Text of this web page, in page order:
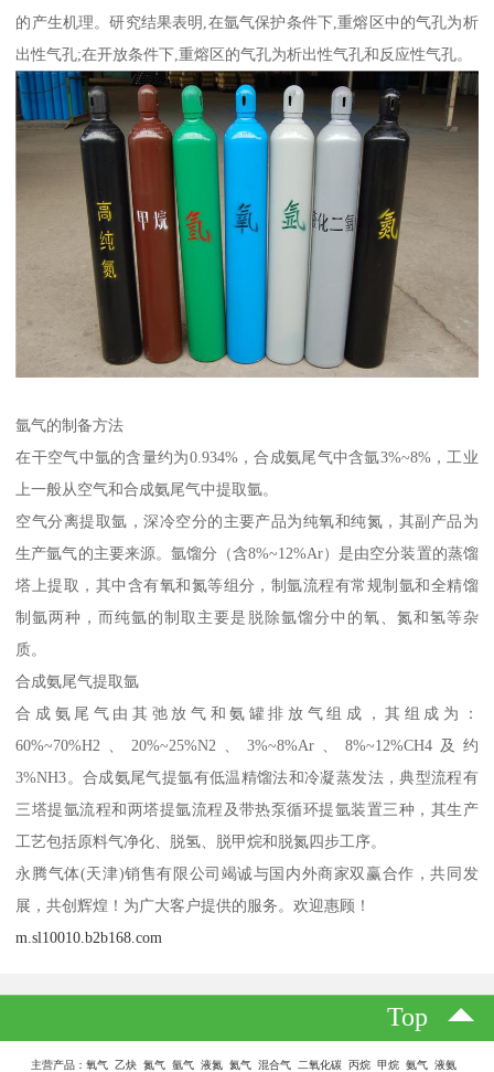
的产生机理。研究结果表明,在氩气保护条件下,重熔区中的气孔为析
出性气孔;在开放条件下,重熔区的气孔为析出性气孔和反应性气孔。
氩气的制备方法
在干空气中氩的含量约为0.934%，合成氨尾气中含氩3%~8%，工业
上一般从空气和合成氨尾气中提取氩。
空气分离提取氩，深冷空分的主要产品为纯氧和纯氮，其副产品为
生产氩气的主要来源。氩馏分（含8%~12%Ar）是由空分装置的蒸馏
塔上提取，其中含有氧和氮等组分，制氩流程有常规制氩和全精馏
制氩两种，而纯氩的制取主要是脱除氩馏分中的氧、氮和氢等杂
质。
合成氨尾气提取氩
合成氨尾气由其弛放气和氨罐排放气组成，其组成为：
60%~70%H2、20%~25%N2、3%~8%Ar、8%~12%CH4及约
3%NH3。合成氨尾气提氩有低温精馏法和冷凝蒸发法，典型流程有
三塔提氩流程和两塔提氩流程及带热泵循环提氩装置三种，其生产
工艺包括原料气净化、脱氢、脱甲烷和脱氮四步工序。
永腾气体(天津)销售有限公司竭诚与国内外商家双赢合作，共同发
展，共创辉煌！为广大客户提供的服务。欢迎惠顾！
m.sl10010.b2b168.com
Top
主营产品：氧气 乙炔 氮气 氩气 液氮 氦气 混合气 二氧化碳 丙烷 甲烷 氨气 液氨